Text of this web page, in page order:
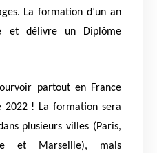
La formation d’un an
et délivre un Diplôme
partout en France
2022 ! La formation sera
plusieurs villes (Paris,
et Marseille), mais